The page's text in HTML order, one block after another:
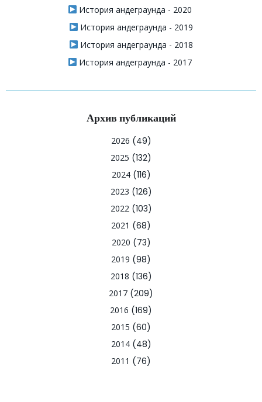
История андеграунда - 2020
История андеграунда - 2019
История андеграунда - 2018
История андеграунда - 2017
Архив публикаций
2026 (49)
2025 (132)
2024(116)
2023 (126)
2022(103)
2021 (68)
2020 (73)
2019 (98)
2018 (136)
2017 (209)
2016 (169)
2015 (60)
2014(48)
2011 (76)